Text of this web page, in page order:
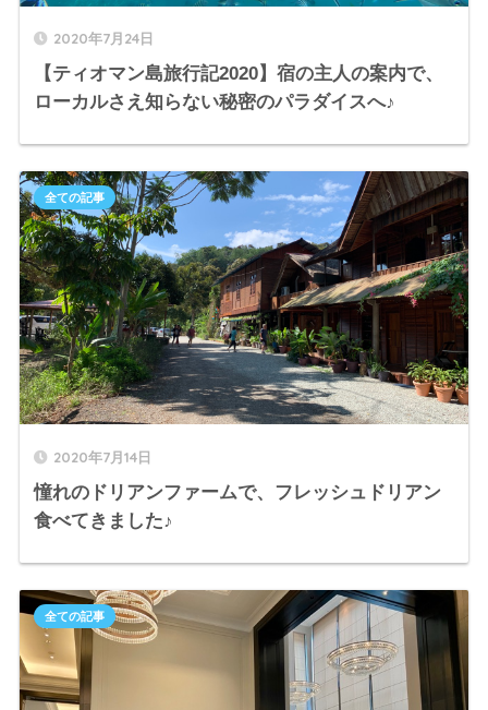
2020年7月24日
【ティオマン島旅行記2020】宿の主人の案内で、
ローカルさえ知らない秘密のパラダイスへ♪
2020年7月14日
憧れのドリアンファームで、フレッシュドリアン
食べてきました♪
全ての記事
全ての記事